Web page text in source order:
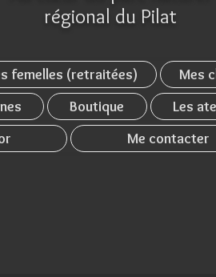
régional du Pilat
femelles (retraitées)
Mes
Boutique
Les
Me contacter